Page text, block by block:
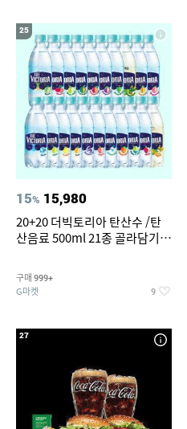
25
15% 15,980
20+20 더빅토리아 탄산수 /탄
산음료 500ml 21종 골라담기
구매 999+
G마켓 9
27